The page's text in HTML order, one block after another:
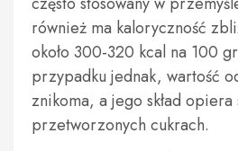
również ma kaloryczność
około 300-320 kcal na 100
przypadku jednak, wartość
znikoma, a jego skład opiera
przetworzonych cukrach.